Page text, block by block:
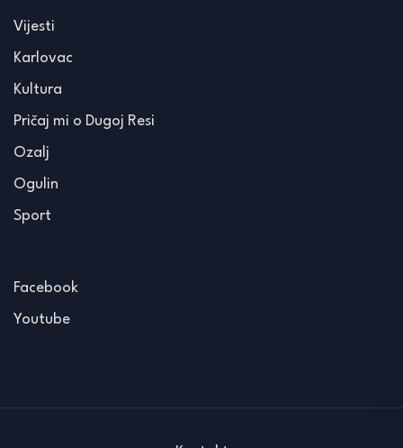
Vijesti
Karlovac
Kultura
Pričaj mi o Dugoj Resi
Ozalj
Ogulin
Sport
Facebook
Youtube